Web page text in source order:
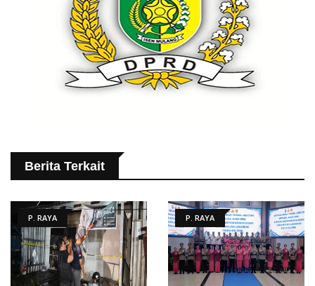
Berita Terkait
P. RAYA P. RAYA